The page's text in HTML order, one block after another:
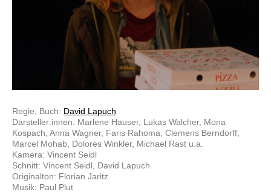
Regie, Buch: David Lapuch
Darsteller:innen: Marlene Hauser, Lukas Walcher, Mona
Kospach, Anna Wagner, Faris Rahoma, Clemens Berndorff,
Marcel Mohab, Dolores Winkler, Michael Rast u.a.
Kamera: Vincent Seidl
Schnitt: Vincent Seidl, David Lapuch
Originalton: Florian Jaritz
Musik: Paul Plut